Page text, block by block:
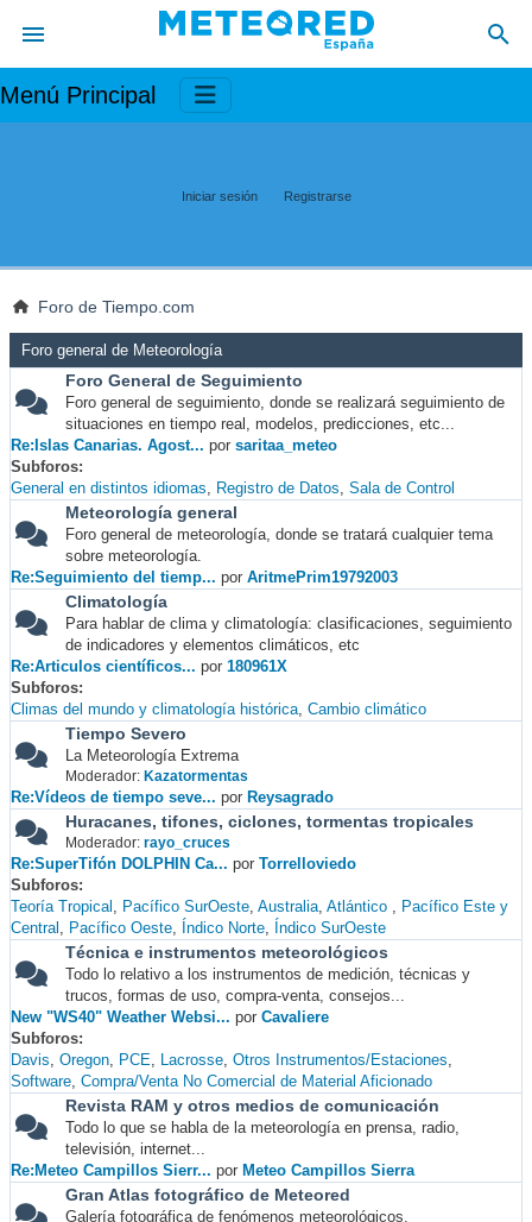
Menú Principal
Iniciar sesión Registrarse
Foro de Tiempo.com
Foro general de Meteorología
Foro General de Seguimiento
Foro general de seguimiento, donde se realizará seguimiento de
situaciones en tiempo real, modelos, predicciones, etc...
Re:Islas Canarias. Agost... por saritaa_meteo
Subforos
General en distintos idiomas
Registro de Datos Sala de Control
Meteorología general
Foro general de meteorología, donde se tratará cualquier tema
sobre meteorología.
Re:Seguimiento del tiemp... por AritmePrim19792003
Climatología
Para hablar de clima y climatología: clasificaciones, seguimiento
de indicadores y elementos climáticos, etc
Re:Articulos científicos... por 180961X
Subforos
Climas del mundo y climatología histórica Cambio climático
Tiempo Severo
La Meteorología Extrema
Moderador: Kazatormentas
Re:Vídeos de tiempo seve... por Reysagrado
Huracanes, tifones, ciclones, tormentas tropicales
Moderador: rayo_cruces
Re:SuperTifón DOLPHIN Ca... por Torrelloviedo
Subforos
Teoría Tropical
Pacífico SurOeste Australia Atlántico
Pacífico Este y
Central
Pacífico Oeste Índico Norte Índico SurOeste
Técnica e instrumentos meteorológicos
Todo lo relativo a los instrumentos de medición, técnicas y
trucos, formas de uso, compra-venta, consejos...
New "WS40" Weather Websi... por Cavaliere
Subforos
Davis Oregon PCE Lacrosse Otros Instrumentos/Estaciones
Software Compra/Venta No Comercial de Material Aficionado
Revista RAM y otros medios de comunicación
Todo lo que se habla de la meteorología en prensa, radio,
televisión, internet...
Re:Meteo Campillos Sierr... por Meteo Campillos Sierra
Gran Atlas fotográfico de Meteored
Galería fotográfica de fenómenos meteorológicos.